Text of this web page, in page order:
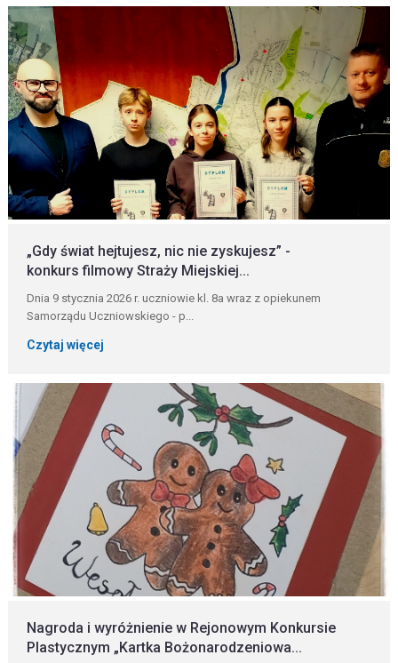
„Gdy świat hejtujesz, nic nie zyskujesz” -
konkurs filmowy Straży Miejskiej...
Dnia 9 stycznia 2026 r. uczniowie kl. 8a wraz z opiekunem
Samorządu Uczniowskiego - p...
Czytaj więcej
Nagroda i wyróżnienie w Rejonowym Konkursie
Plastycznym „Kartka Bożonarodzeniowa...